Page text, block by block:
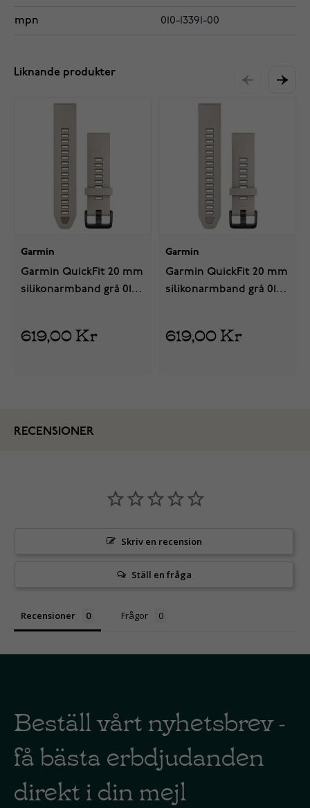
mpn 010-13391-00
Liknande produkter
Garmin
Garmin QuickFit 20 mm
silikonarmband grå 010-
619,00 Kr
Garmin
Garmin QuickFit 20 mm
silikonarmband grå 010-
619,00 Kr
RECENSIONER
Skriv en recension
Ställ en fråga
Recensioner Frågor
Beställ vårt nyhetsbrev -
få bästa erbdjudanden
direkt i din mejl